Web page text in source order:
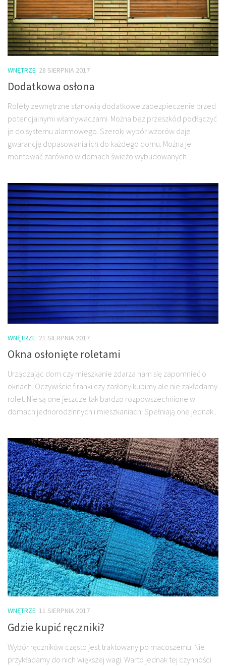
WNĘTRZE 28 SIERPNIA 2017
Dodatkowa osłona
Rolety zewnętrzne stanowią dodatkowe zabezpieczenie przed
potencjalnymi włamywaczami. Można bez przeszkód podłączyć
je do systemu alarmowego. Szeroki wybór wzorów daje
gwarancję dopasowania ich do każdego domu. Można je
montować zarówno w domach świeżo wybudowanych...
WNĘTRZE 21 SIERPNIA 2017
Okna osłonięte roletami
Urządzając dom czy mieszkanie zdarza nam się zapomnieć o
oknach. Oczywiście firanki czy zasłony kupimy ale nie zakładamy
rolet. Nie są one jeszcze tak bardzo rozpowszechnione w
domach jednorodzinnych i mieszkaniach. Spełniają one jednak...
WNĘTRZE 11 SIERPNIA 2017
Gdzie kupić ręczniki?
Wybór ręczników często jest traktowany po macoszemu. Nie
przykładamy do nich większej wagi. Warto jednak tej czynności